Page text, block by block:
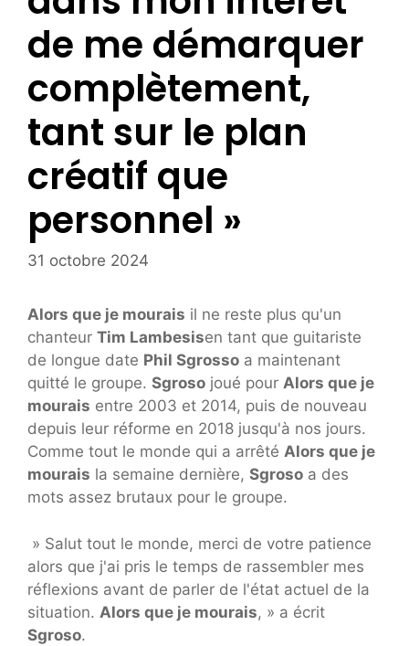
de me démarquer
complètement,
tant sur le plan
créatif que
personnel »
31 octobre 2024
Alors que je mourais il ne reste plus qu'un
chanteur Tim Lambesisen tant que guitariste
de longue date Phil Sgrosso a maintenant
quitté le groupe. Sgroso joué pour Alors que je
mourais entre 2003 et 2014, puis de nouveau
depuis leur réforme en 2018 jusqu'à nos jours.
Comme tout le monde qui a arrêté Alors que je
mourais la semaine dernière, Sgroso a des
mots assez brutaux pour le groupe.
» Salut tout le monde, merci de votre patience
alors que j'ai pris le temps de rassembler mes
réflexions avant de parler de l'état actuel de la
situation. Alors que je mourais, » a écrit
Sgroso.